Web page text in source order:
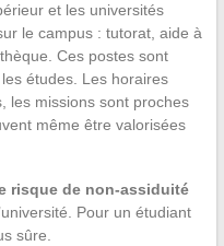
et les universités
le campus : tutorat, aide à
Ces postes sont
études. Les horaires
les missions sont proches
même être valorisées
risque de non-assiduité
Pour un étudiant
sûre.